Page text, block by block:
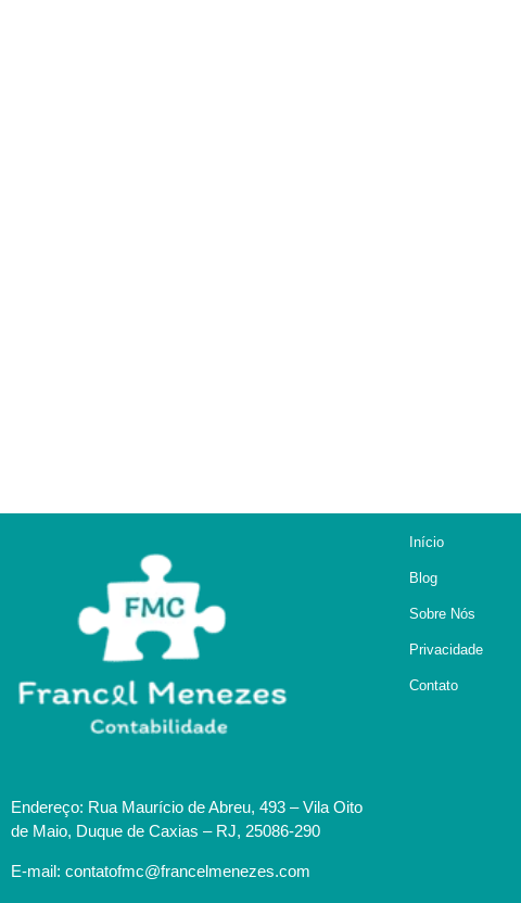
Endereço: Rua Maurício de Abreu, 493 – Vila Oito
de Maio, Duque de Caxias – RJ, 25086-290
E-mail: contatofmc@francelmenezes.com
Início
Blog
Sobre Nós
Privacidade
Contato